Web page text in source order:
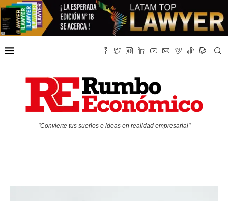
"Convierte tus sueños e ideas en realidad empresarial"